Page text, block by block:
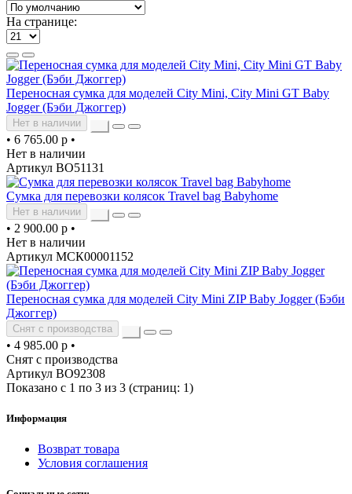
На странице:
Переносная сумка для моделей City Mini, City Mini GT Baby
Jogger (Бэби Джоггер)
Нет в наличии
• 6 765.00 р •
Нет в наличии
Артикул ВО51131
Сумка для перевозки колясок Travel bag Babyhome
Нет в наличии
• 2 900.00 р •
Нет в наличии
Артикул МСК00001152
Переносная сумка для моделей City Mini ZIP Baby Jogger (Бэби
Джоггер)
Снят с производства
• 4 985.00 р •
Снят с производства
Артикул ВО92308
Показано с 1 по 3 из 3 (страниц: 1)
Информация
Возврат товара
Условия соглашения